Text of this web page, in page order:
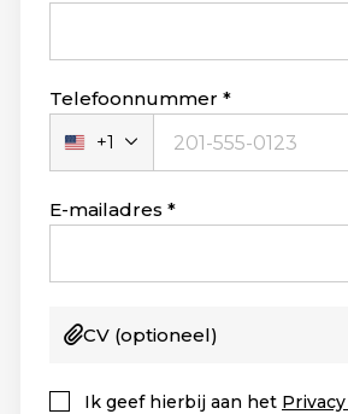
Telefoonnummer
Verenigde
Staten
+1
+1
E-mailadres
CV (optioneel)
Ik geef hierbij aan het